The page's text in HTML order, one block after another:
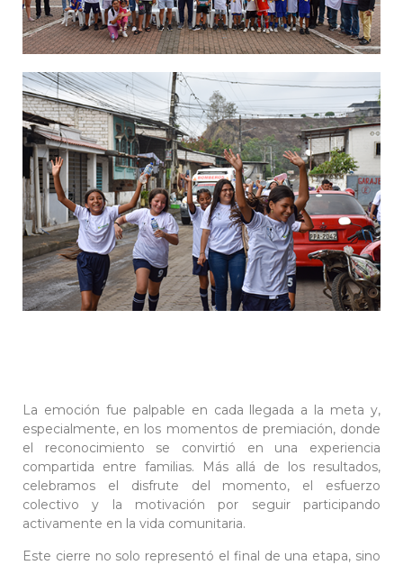
La emoción fue palpable en cada llegada a la meta y,
especialmente, en los momentos de premiación, donde
el reconocimiento se convirtió en una experiencia
compartida entre familias. Más allá de los resultados,
celebramos el disfrute del momento, el esfuerzo
colectivo y la motivación por seguir participando
activamente en la vida comunitaria.
Este cierre no solo representó el final de una etapa, sino